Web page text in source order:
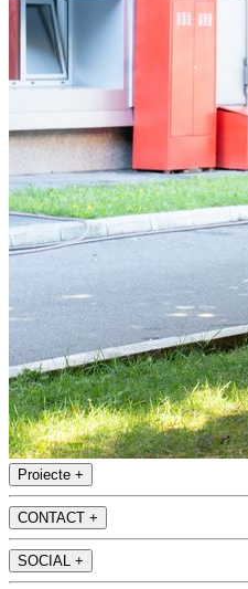
Proiecte +
CONTACT +
SOCIAL +